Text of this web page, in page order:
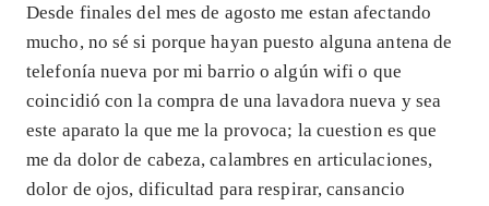
Desde finales del mes de agosto me estan afectando
mucho, no sé si porque hayan puesto alguna antena de
telefonía nueva por mi barrio o algún wifi o que
coincidió con la compra de una lavadora nueva y sea
este aparato la que me la provoca; la cuestion es que
me da dolor de cabeza, calambres en articulaciones,
dolor de ojos, dificultad para respirar, cansancio